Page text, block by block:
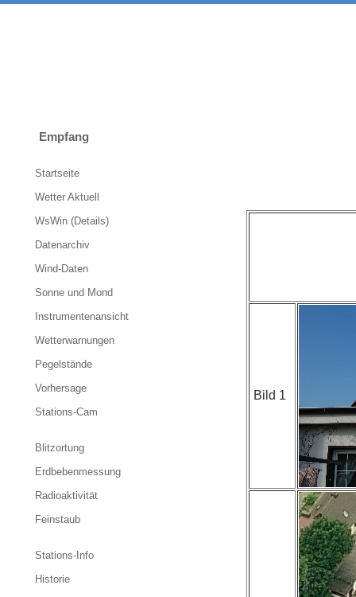
Empfang
Bild 1
Startseite
Wetter Aktuell
WsWin (Details)
Datenarchiv
Wind-Daten
Sonne und Mond
Instrumentenansicht
Wetterwarnungen
Pegelstände
Vorhersage
Stations-Cam
Blitzortung
Erdbebenmessung
Radioaktivität
Feinstaub
Stations-Info
Historie